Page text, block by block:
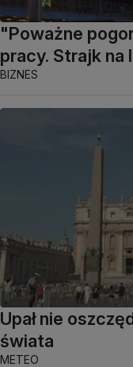
"Poważne
pracy. Strajk na
BIZNES
Upał nie
świata
METEO